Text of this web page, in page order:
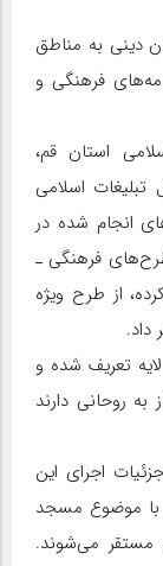
دینی به مناطق
فرهنگی و
استان قم،
تبلیغات اسلامی
انجام شده در
فرهنگی ـ
از طرح ویژه
تعریف شده و
روحانی دارند
اجرای این
با موضوع مسجد
مستقر می‌شوند.